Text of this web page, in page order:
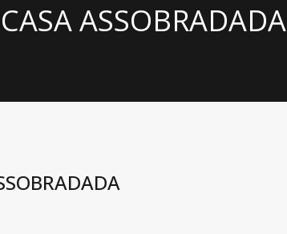
ASSOBRADADA